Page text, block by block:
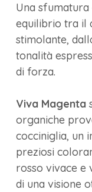
Una
equilibrio tra il
stimolante,
tonalità
di forza.
Viva Magenta
organiche
cocciniglia, un
preziosi
rosso vivace
di una visione